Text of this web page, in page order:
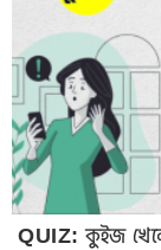
QUIZ: কুইজ